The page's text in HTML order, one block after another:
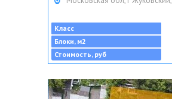
Класс
Блоки, м2
Стоимость, руб